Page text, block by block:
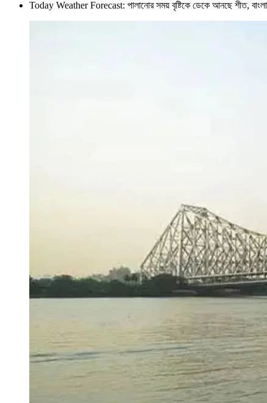
Today Weather Forecast: পালানোর সময় বৃষ্টিকে ডেকে আনছে শীত,